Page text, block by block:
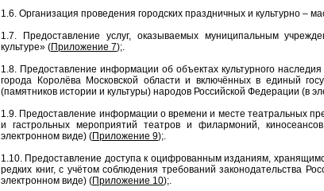
1.6. Организация проведения городских праздничных и культурно –
1.7. Предоставление услуг, оказываемых муниципальным
культуре» (Приложение 7);.
1.8. Предоставление информации об объектах культурного
города Королёва Московской области и включённых в единый
(памятников истории и культуры) народов Российской Федерации (в
1.9. Предоставление информации о времени и месте театральных
и гастрольных мероприятий театров и филармоний,
электронном виде) (Приложение 9);.
1.10. Предоставление доступа к оцифрованным изданиям,
редких книг, с учётом соблюдения требований законодательства
электронном виде) (Приложение 10);.